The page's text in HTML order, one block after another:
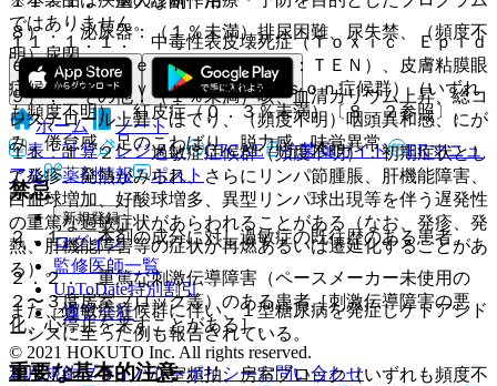
８）． 泌尿器：（１％未満）排尿困難、尿失禁、（頻度不
明）尿閉。
９）． その他：（１％未満）咳、血清カリウム上昇、総コ
レステロール上昇、ほてり、（頻度不明）咽頭異和感、にが
み、倦怠感、足のこわばり、脱力感、味覚異常。
禁忌
２．１． 本剤の成分に対し過敏症の既往歴のある患者。
２．２． 重篤な刺激伝導障害（ペースメーカー未使用の
２〜３度房室ブロック等）のある患者［刺激伝導障害の悪
化、心停止を来すことがある］。
重要な基本的注意
１１．１．１． 中毒性表皮壊死症（Ｔｏｘｉｃ Ｅｐｉｄ
ｅｒｍａｌ Ｎｅｃｒｏｌｙｓｉｓ：ＴＥＮ）、皮膚粘膜眼
症候群（Ｓｔｅｖｅｎｓ−Ｊｏｈｎｓｏｎ症候群）（いずれ
も頻度不明）、紅皮症（０．３％未満）〔８．２参照〕。
１１．１．２． 過敏症症候群（頻度不明）：初期症状とし
て発疹、発熱がみられ、さらにリンパ節腫脹、肝機能障害、
白血球増加、好酸球増多、異型リンパ球出現等を伴う遅発性
の重篤な過敏症状があらわれることがある（なお、発疹、発
熱、肝機能障害等の症状が再燃あるいは遷延化することがあ
る）。
また、過敏症症候群に伴い、１型糖尿病を発症しケトアシド
ーシスに至った例も報告されている。
１１．１．３． 心室頻拍、房室ブロック（いずれも頻度不
ではありません。
ホーム
ノート
表・計算
レジメン CTCAE 抗菌薬ガイド
ERマニュ
アル
薬剤情報 ポスト
新規登録
ログイン
監修医師一覧
UpToDate特別割引
運営会社
© 2021 HOKUTO Inc. All rights reserved.
利用規約プライバシーポリシーお問い合わせ